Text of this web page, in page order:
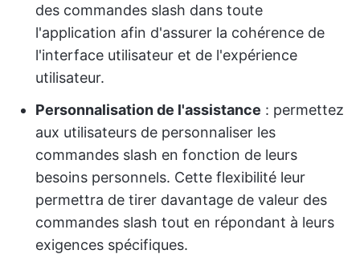
des commandes slash dans toute
l'application afin d'assurer la cohérence de
l'interface utilisateur et de l'expérience
utilisateur.
Personnalisation de l'assistance : permettez
aux utilisateurs de personnaliser les
commandes slash en fonction de leurs
besoins personnels. Cette flexibilité leur
permettra de tirer davantage de valeur des
commandes slash tout en répondant à leurs
exigences spécifiques.